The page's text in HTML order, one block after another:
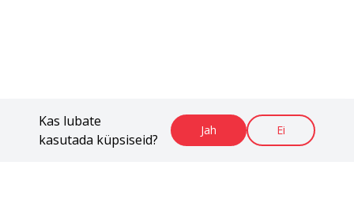
Kas lubate
kasutada küpsiseid?
Jah Ei